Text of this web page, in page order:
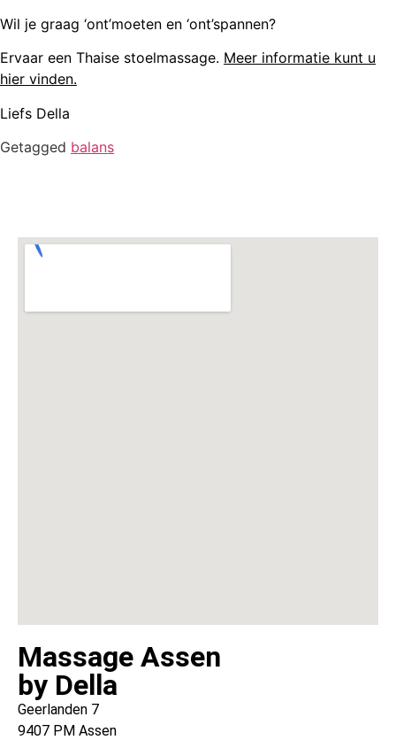
Wil je graag ‘ont’moeten en ‘ont’spannen?
Ervaar een Thaise stoelmassage. Meer informatie kunt u
hier vinden.
Liefs Della
Getagged balans
Massage Assen
by Della
Geerlanden 7
9407 PM Assen